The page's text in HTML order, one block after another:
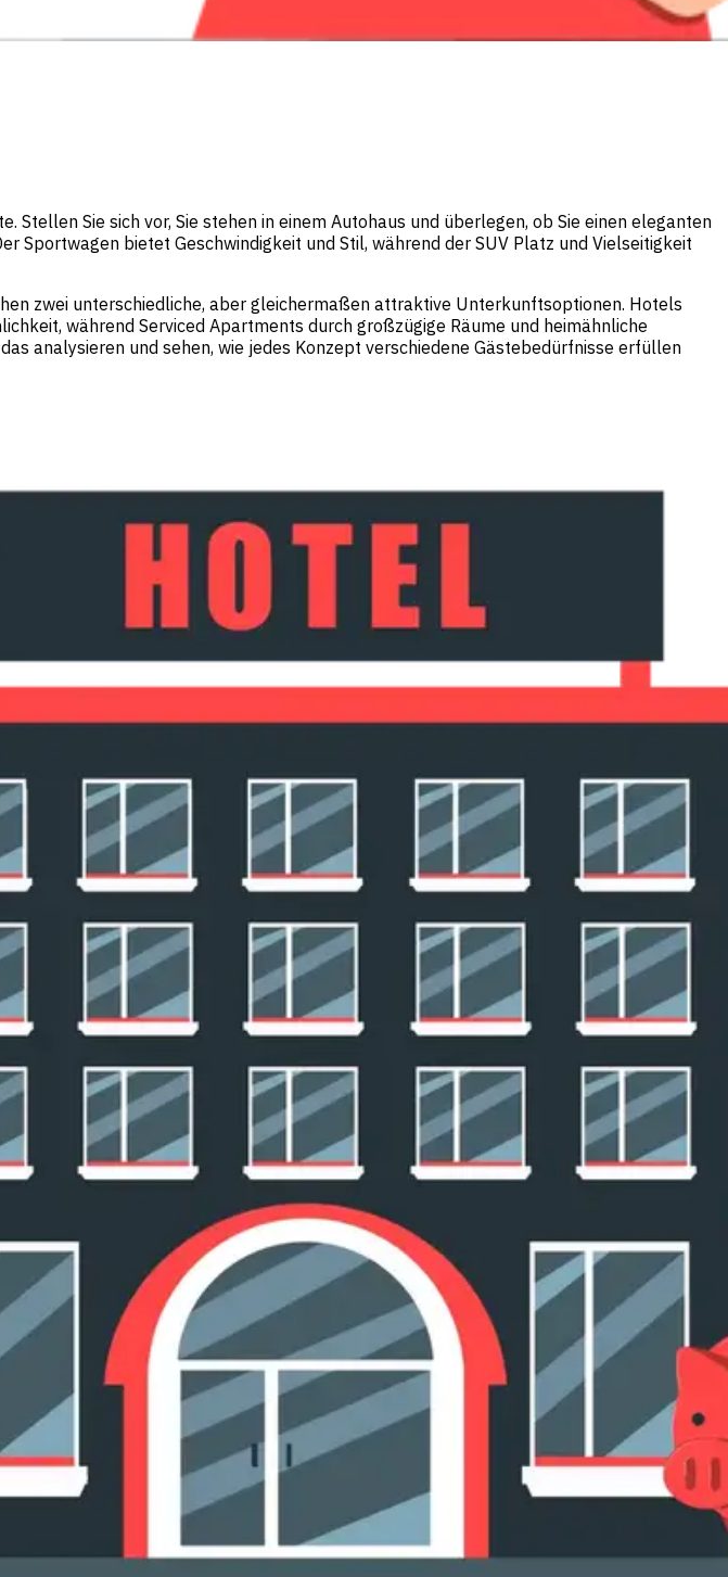
Sie sich vor, Sie stehen in einem Autohaus und überlegen, ob Sie einen eleganten
Sportwagen bietet Geschwindigkeit und Stil, während der SUV Platz und Vielseitigkeit
zwei unterschiedliche, aber gleichermaßen attraktive Unterkunftsoptionen. Hotels
während Serviced Apartments durch großzügige Räume und heimähnliche
analysieren und sehen, wie jedes Konzept verschiedene Gästebedürfnisse erfüllen